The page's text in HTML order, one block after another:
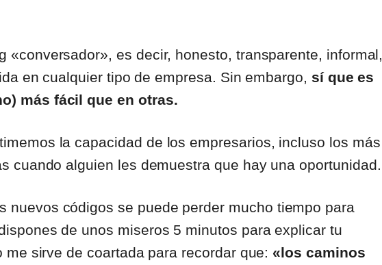
«conversador», es decir, honesto, transparente, informal,
en cualquier tipo de empresa. Sin embargo, sí que es
más fácil que en otras.
la capacidad de los empresarios, incluso los más
cuando alguien les demuestra que hay una oportunidad.
nuevos códigos se puede perder mucho tiempo para
de unos miseros 5 minutos para explicar tu
sirve de coartada para recordar que: «los caminos